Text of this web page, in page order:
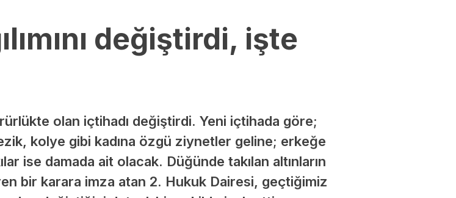
değiştirdi, işte
olan içtihadı değiştirdi. Yeni içtihada göre;
kolye gibi kadına özgü ziynetler geline; erkeğe
ise damada ait olacak. Düğünde takılan altınların
bir karara imza atan 2. Hukuk Dairesi, geçtiğimiz